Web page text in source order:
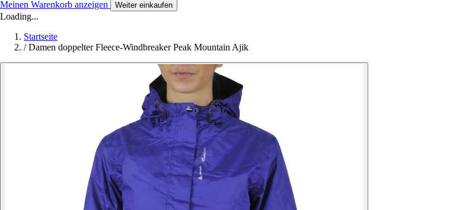
Meinen Warenkorb anzeigen Weiter einkaufen
Loading...
Startseite
/ Damen doppelter Fleece-Windbreaker Peak Mountain Ajik